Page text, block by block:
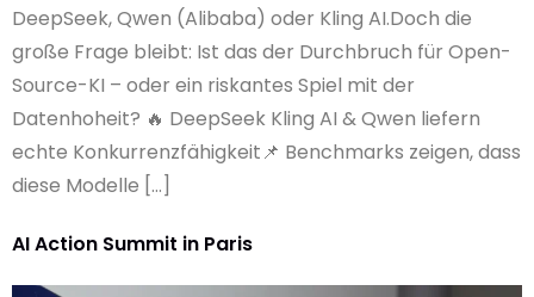
DeepSeek, Qwen (Alibaba) oder Kling AI.Doch die
große Frage bleibt: Ist das der Durchbruch für Open-
Source-KI – oder ein riskantes Spiel mit der
Datenhoheit? 🔥 DeepSeek Kling AI & Qwen liefern
echte Konkurrenzfähigkeit📌 Benchmarks zeigen, dass
diese Modelle […]
AI Action Summit in Paris